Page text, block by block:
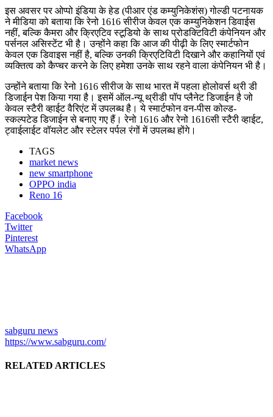
इस अवसर पर ओप्पो इंडिया के हेड (पीआर एंड कम्युनिकेशंस) गोल्डी पटनायक
ने मीडिया को बताया कि रेनो 1616 सीरीज केवल एक कम्युनिकेशन डिवाईस
नहीं, बल्कि कैमरा और क्रिएटिव स्टूडियो के साथ प्रोडक्टिविटी कंपेनियन और
पर्सनल असिस्टेंट भी है। उन्होंने कहा कि आज की पीढ़ी के लिए स्मार्टफोन
केवल एक डिवाइस नहीं है, बल्कि उनकी क्रिएटिविटी दिखाने और कहानियों एवं
व्यक्तित्व को कैप्चर करने के लिए हमेशा उनके साथ रहने वाला कंपेनियन भी है।
उन्होंने बताया कि रेनो 1616 सीरीज के साथ भारत में पहला होलोवर्स थ्री डी
डिजाईन पेश किया गया है। इसमें ऑल-न्यू थ्रीडी पॉप प्लैनेट डिजाईन है जो
केवल स्टैरी व्हाईट वैरिएंट में उपलब्ध है। ये स्मार्टफोन वन-पीस कोल्ड-
स्कल्पटेड डिजाईन से बनाए गए हैं। रेनो 1616 और रेनो 1616सी स्टैरी व्हाईट,
ट्वाईलाईट वॉयलेट और स्टेलर पर्पल रंगों में उपलब्ध होंगे।
TAGS
market news
new smartphone
OPPO india
Reno 16
Facebook
Twitter
Pinterest
WhatsApp
sabguru news
https://www.sabguru.com/
RELATED ARTICLES